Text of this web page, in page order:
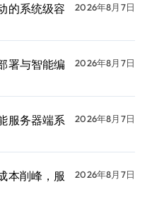
的系统级容
2026年8月7日
署与智能编
2026年8月7日
服务器端系
2026年8月7日
本削峰，服
2026年8月7日